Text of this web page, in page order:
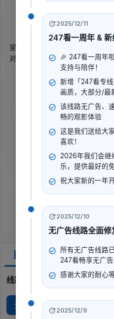
暂无评分
言情 都市
室内设计师刘黎在工作中见多了
对爱情、婚姻渐失信心；报社专
婚姻。两人相遇后，陈吟在妹
感，并逐渐疏远男友高云翰。
美、性格和现实压力不断考验着
婚”的
导
井
演
王亚楠
立
线路选择
无广B
2025/12/11
247看一周年 &
🎉 247看一周年
支持与陪伴！
新增「247看专
画质，大部分/最
该线路无广告、
畅的观影体验
这是我们送给大
喜欢！
2026年我们会继
乐，提供最好的
祝大家新的一年
2025/12/10
无广告线路全面修
所有无广告线路
247看畅享无广告
感谢大家的耐心
2025/12/9